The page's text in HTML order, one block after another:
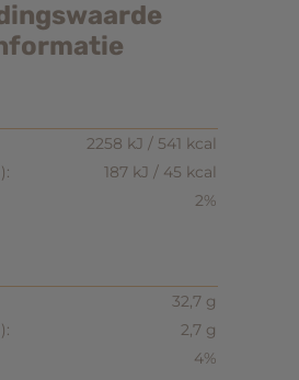
2258 kJ / 541 kcal
187 kJ / 45 kcal
2%
32,7 g
2,7 g
4%